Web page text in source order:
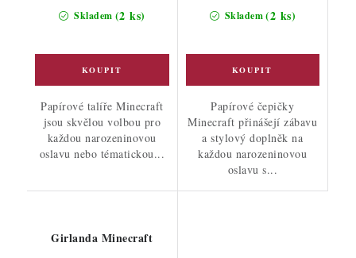
Skladem (2 ks)
Papírové talíře Minecraft
jsou skvělou volbou pro
každou narozeninovou
oslavu nebo tématickou...
Skladem(2 ks)
Papírové čepičky
Minecraft přinášejí zábavu
a stylový doplněk na
každou narozeninovou
oslavu s...
Girlanda Minecraft